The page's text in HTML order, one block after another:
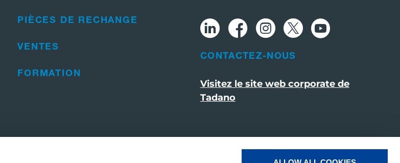
PIÈCES DE RECHANGE
VENTES
FORMATION
CONTACTEZ-NOUS
Visitez le site web corporate de
Tadano